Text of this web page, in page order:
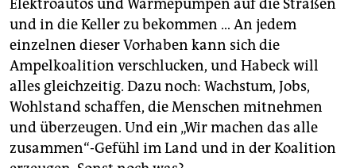
Elektroautos und Wärmepumpen auf die Straßen
und in die Keller zu bekommen … An jedem
einzelnen dieser Vorhaben kann sich die
Ampelkoalition verschlucken, und Habeck will
alles gleichzeitig. Dazu noch: Wachstum, Jobs,
Wohlstand schaffen, die Menschen mitnehmen
und überzeugen. Und ein „Wir machen das alle
zusammen“-Gefühl im Land und in der Koalition